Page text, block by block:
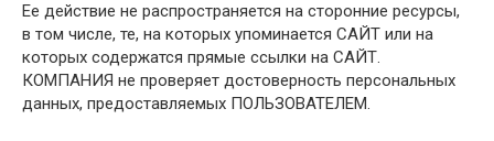
Ее действие не распространяется на сторонние ресурсы,
в том числе, те, на которых упоминается САЙТ или на
которых содержатся прямые ссылки на САЙТ.
КОМПАНИЯ не проверяет достоверность персональных
данных, предоставляемых ПОЛЬЗОВАТЕЛЕМ.